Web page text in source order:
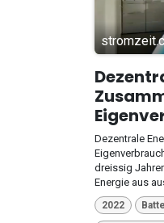
Dezentrale
dreissig
Energie aus
2022